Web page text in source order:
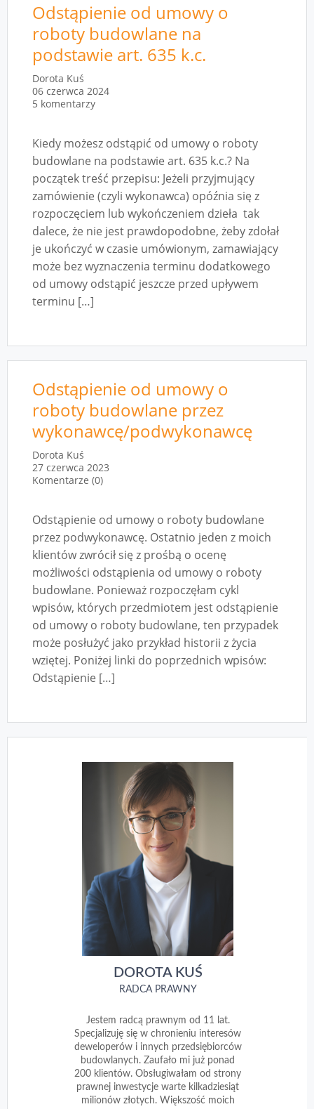
Odstąpienie od umowy o
roboty budowlane na
podstawie art. 635 k.c.
Dorota Kuś
06 czerwca 2024
5 komentarzy
Kiedy możesz odstąpić od umowy o roboty
budowlane na podstawie art. 635 k.c.? Na
początek treść przepisu: Jeżeli przyjmujący
zamówienie (czyli wykonawca) opóźnia się z
rozpoczęciem lub wykończeniem dzieła tak
dalece, że nie jest prawdopodobne, żeby zdołał
je ukończyć w czasie umówionym, zamawiający
może bez wyznaczenia terminu dodatkowego
od umowy odstąpić jeszcze przed upływem
terminu […]
Odstąpienie od umowy o
roboty budowlane przez
wykonawcę/podwykonawcę
Dorota Kuś
27 czerwca 2023
Komentarze (0)
Odstąpienie od umowy o roboty budowlane
przez podwykonawcę. Ostatnio jeden z moich
klientów zwrócił się z prośbą o ocenę
możliwości odstąpienia od umowy o roboty
budowlane. Ponieważ rozpoczęłam cykl
wpisów, których przedmiotem jest odstąpienie
od umowy o roboty budowlane, ten przypadek
może posłużyć jako przykład historii z życia
wziętej. Poniżej linki do poprzednich wpisów:
Odstąpienie […]
DOROTA KUŚ
RADCA PRAWNY
Jestem radcą prawnym od 11 lat.
Specjalizuję się w chronieniu interesów
deweloperów i innych przedsiębiorców
budowlanych. Zaufało mi już ponad
200 klientów. Obsługiwałam od strony
prawnej inwestycje warte kilkadziesiąt
milionów złotych. Większość moich